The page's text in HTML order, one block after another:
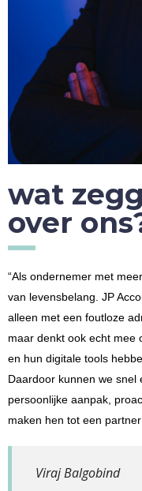
wat
over
“Als ondernemer met
van levensbelang. JP
alleen met een foutloze
maar denkt ook echt mee
en hun digitale tools
Daardoor kunnen we snel
persoonlijke aanpak,
maken hen tot een
Viraj Balgobind